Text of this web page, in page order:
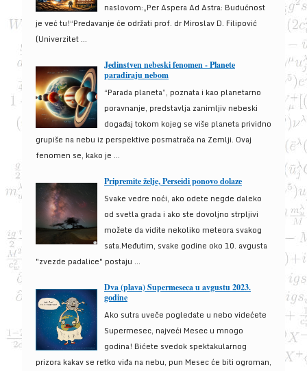
naslovom:„Per Aspera Ad Astra: Budućnost
je već tu!“Predavanje će održati prof. dr Miroslav D. Filipović
(Univerzitet ...
Jedinstven nebeski fenomen - Planete
paradiraju nebom
“Parada planeta”, poznata i kao planetarno
poravnanje, predstavlja zanimljiv nebeski
događaj tokom kojeg se više planeta prividno
grupiše na nebu iz perspektive posmatrača na Zemlji. Ovaj
fenomen se, kako je ...
Pripremite želje, Perseidi ponovo dolaze
Svake vedre noći, ako odete negde daleko
od svetla grada i ako ste dovoljno strpljivi
možete da vidite nekoliko meteora svakog
sata.Međutim, svake godine oko 10. avgusta
"zvezde padalice" postaju ...
Dva (plava) Supermeseca u avgustu 2023.
godine
Ako sutra uveče pogledate u nebo videćete
Supermesec, najveći Mesec u mnogo
godina! Bićete svedok spektakularnog
prizora kakav se retko viđa na nebu, pun Mesec će biti ogroman,